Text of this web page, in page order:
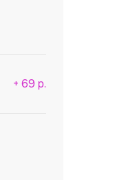
+ 69 р.